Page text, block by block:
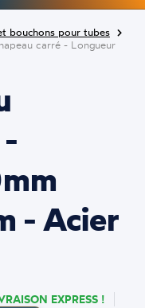
bouchons pour tubes
carré - Longueur
- Acier
EXPRESS !